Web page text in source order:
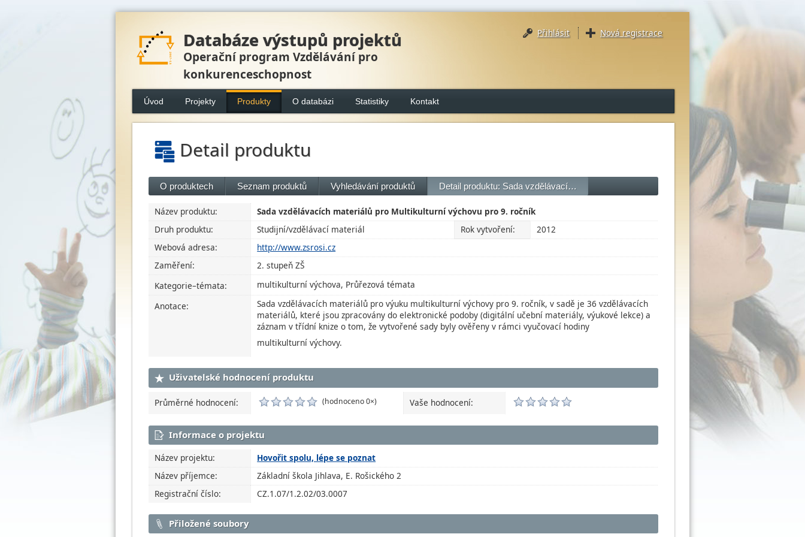
Databáze výstupů projektů
Operační program Vzdělávání pro
konkurenceschopnost
Přihlásit Nová registrace
Úvod Projekty Produkty O databázi Statistiky Kontakt
Detail produktu
O produktech Seznam produktů Vyhledávání produktů Detail produktu: Sada vzdělávací…
Název produktu:
Sada vzdělávacích materiálů pro Multikulturní výchovu pro 9. ročník
Druh produktu:
Studijní/vzdělávací materiál Rok vytvoření:
2012
Webová adresa:
http://www.zsrosi.cz
Zaměření:
2. stupeň ZŠ
Kategorie–témata:
multikulturní výchova, Průřezová témata
Anotace:
Sada vzdělávacích materiálů pro výuku multikulturní výchovy pro 9. ročník, v sadě je 36 vzdělávacích
materiálů, které jsou zpracovány do elektronické podoby (digitální učební materiály, výukové lekce) a
záznam v třídní knize o tom, že vytvořené sady byly ověřeny v rámci vyučovací hodiny
multikulturní výchovy.
Uživatelské hodnocení produktu
Průměrné hodnocení: (hodnoceno 0×) Vaše hodnocení:
Informace o projektu
Název projektu:
Hovořit spolu, lépe se poznat
Název příjemce:
Základní škola Jihlava, E. Rošického 2
Registrační číslo:
CZ.1.07/1.2.02/03.0007
Přiložené soubory